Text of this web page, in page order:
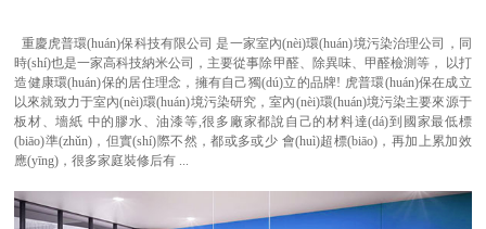
重慶虎普環(huán)保科技有限公司 是一家室內(nèi)環(huán)境污染治理公司，同
時(shí)也是一家高科技納米公司，主要從事除甲醛、除異味、甲醛檢測等， 以打
造健康環(huán)保的居住理念，擁有自己獨(dú)立的品牌! 虎普環(huán)保在成立
以來就致力于室內(nèi)環(huán)境污染研究，室內(nèi)環(huán)境污染主要來源于
板材、墻紙 中的膠水、油漆等,很多廠家都說自己的材料達(dá)到國家最低標
(biāo)準(zhǔn)，但實(shí)際不然，都或多或少 會(huì)超標(biāo)，再加上累加效
應(yīng)，很多家庭裝修后有 ...